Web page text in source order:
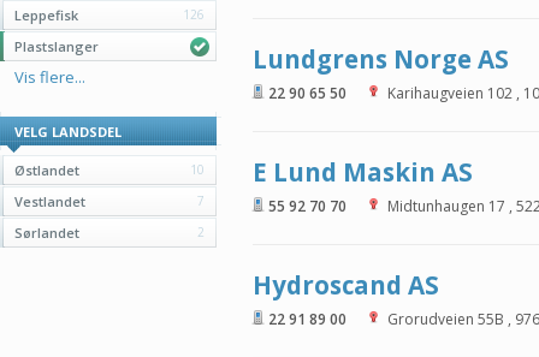
Leppefisk 126
Plastslanger
Vis flere...
VELG LANDSDEL
Østlandet 10
Vestlandet 7
Sørlandet 2
Lundgrens Norge AS
22 90 65 50 Karihaugveien 102 ,
E Lund Maskin AS
55 92 70 70 Midtunhaugen 17 ,
Hydroscand AS
22 91 89 00 Grorudveien 55B , 976